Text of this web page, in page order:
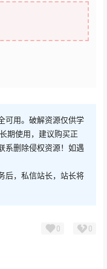
可用。破解资源仅供学
期使用，建议购买正
系删除侵权资源！如遇
后，私信站长，站长将
0 0